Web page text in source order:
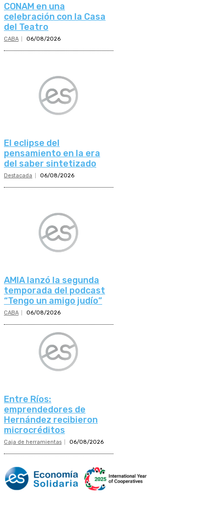
CONAM en una
celebración con la Casa
del Teatro
CABA 06/08/2026
El eclipse del
pensamiento en la era
del saber sintetizado
Destacada 06/08/2026
AMIA lanzó la segunda
temporada del podcast
“Tengo un amigo judío”
CABA 06/08/2026
Entre Ríos:
emprendedores de
Hernández recibieron
microcréditos
Caja de herramientas 06/08/2026